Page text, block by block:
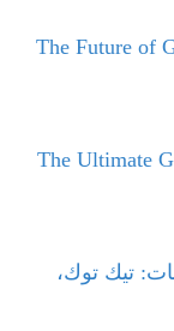
The Future of
The Ultimate
تيك توك،